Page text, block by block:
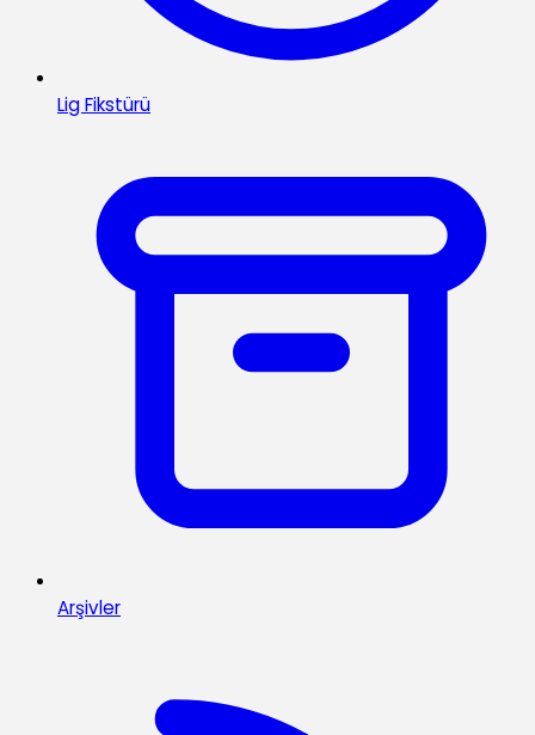
Lig Fikstürü
Arşivler